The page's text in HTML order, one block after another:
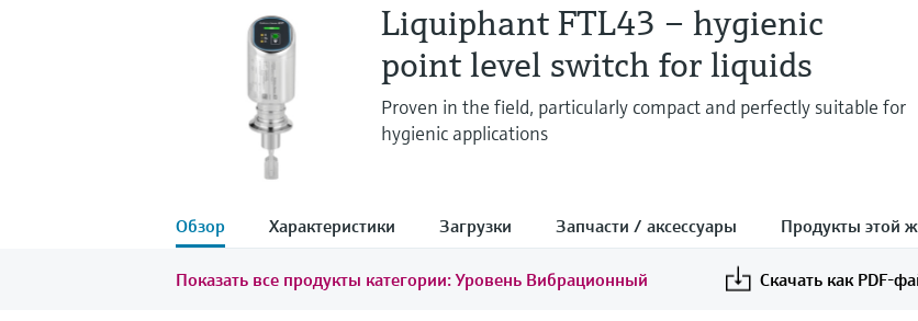
Liquiphant FTL43 – hygienic
point level switch for liquids
Proven in the field, particularly compact and perfectly suitable for
hygienic applications
Обзор Характеристики Загрузки Запчасти / аксессуары Продукты этой
Показать все продукты категории: Уровень Вибрационный Скачать как PDF-